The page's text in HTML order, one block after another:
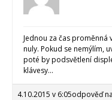
Jednou za čas proměnná
nuly. Pokud se nemýlím,
poté by podsvětlení
klávesy…
4.10.2015 v 6:05odpověď